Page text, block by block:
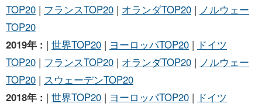
TOP20 | フランスTOP20 | オランダTOP20 | ノルウェー
TOP20
2019年 : | 世界TOP20 | ヨーロッパTOP20 | ドイツ
TOP20 | フランスTOP20 | オランダTOP20 | ノルウェー
TOP20 | スウェーデンTOP20
2018年 : | 世界TOP20 | ヨーロッパTOP20 | ドイツ